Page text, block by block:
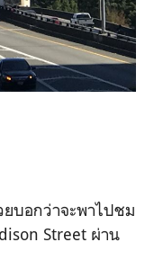
บอกว่าจะพาไปชม
Street ผ่าน